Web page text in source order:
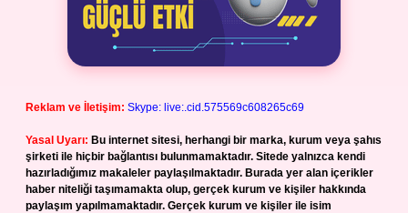
Reklam ve İletişim: Skype: live:.cid.575569c608265c69
Yasal Uyarı: Bu internet sitesi, herhangi bir marka, kurum veya şahıs
şirketi ile hiçbir bağlantısı bulunmamaktadır. Sitede yalnızca kendi
hazırladığımız makaleler paylaşılmaktadır. Burada yer alan içerikler
haber niteliği taşımamakta olup, gerçek kurum ve kişiler hakkında
paylaşım yapılmamaktadır. Gerçek kurum ve kişiler ile isim